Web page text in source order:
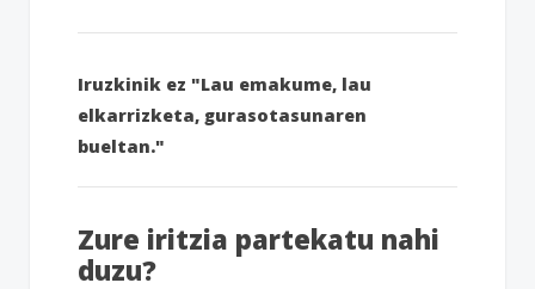
Iruzkinik ez "Lau emakume, lau
elkarrizketa, gurasotasunaren
bueltan."
Zure iritzia partekatu nahi
duzu?